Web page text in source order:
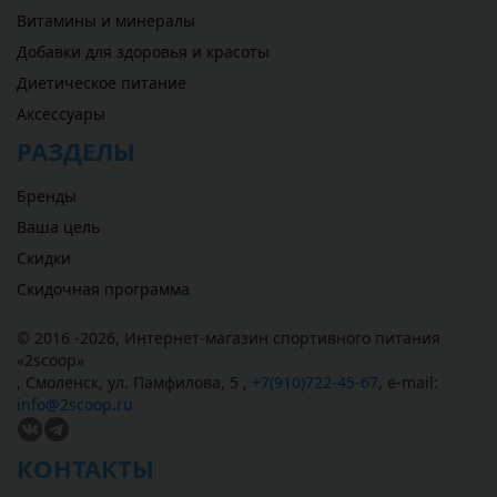
Витамины и минералы
Добавки для здоровья и красоты
Диетическое питание
Аксессуары
РАЗДЕЛЫ
Бренды
Ваша цель
Скидки
Скидочная программа
© 2016 -2026, Интернет-магазин спортивного питания
«2scoop»
, Смоленск, ул. Памфилова, 5 , +7(910)722-45-67, e-mail:
info@2scoop.ru
КОНТАКТЫ